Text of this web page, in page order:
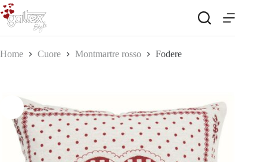
Salta
al
contenuto
Home Cuore Montmartre rosso Fodere